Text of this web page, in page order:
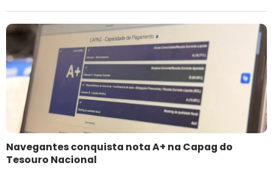
Navegantes conquista nota A+ na Capag do
Tesouro Nacional